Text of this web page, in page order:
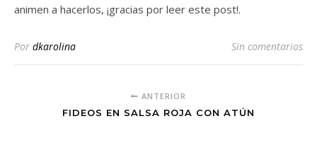
animen a hacerlos, ¡gracias por leer este post!.
Por dkarolina Sin comentarios
ANTERIOR
FIDEOS EN SALSA ROJA CON ATÚN